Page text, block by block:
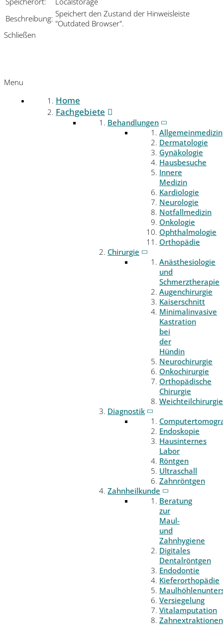
Beschreibung: Speichert den Zustand der Hinweisleiste
"Outdated Browser".
Schließen
Menu
Home
Fachgebiete
Behandlungen
Allgemeinmedizin
Dermatologie
Gynäkologie
Hausbesuche
Innere
Medizin
Kardiologie
Neurologie
Notfallmedizin
Onkologie
Ophthalmologie
Orthopädie
Chirurgie
Anästhesiologie
und
Schmerztherapie
Augenchirurgie
Kaiserschnitt
Minimalinvasive
Kastration
bei
der
Hündin
Neurochirurgie
Onkochirurgie
Orthopädische
Chirurgie
Weichteilchirurgie
Diagnostik
Endoskopie
Hausinternes
Labor
Röntgen
Ultraschall
Zahnröntgen
Zahnheilkunde
Beratung
zur
Maul-
und
Zahnhygiene
Digitales
Dentalröntgen
Endodontie
Kieferorthopädie
Versiegelung
Vitalamputation
Zahnextraktionen